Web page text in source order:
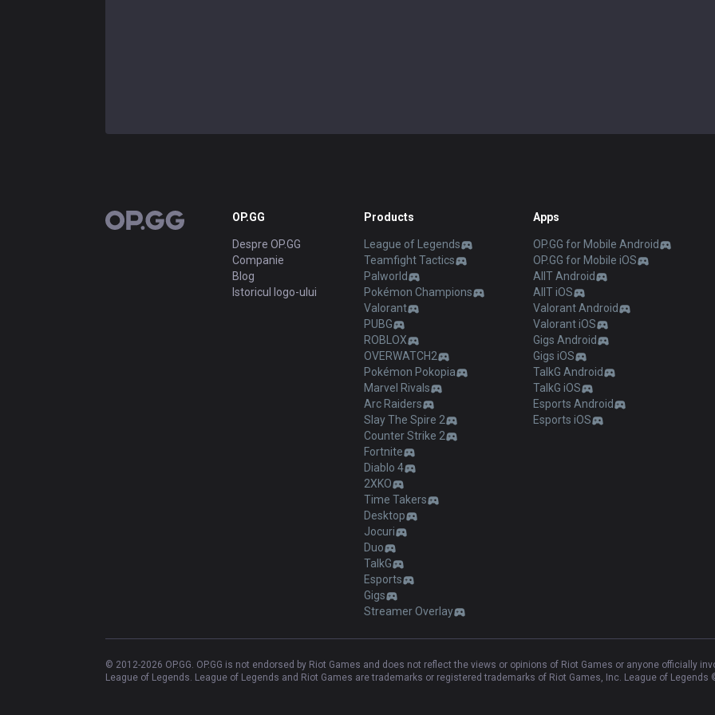
OP.GG OP.GG
Despre OP.GG
Companie
Blog
Istoricul logo-ului
Products
League of Legends
Teamfight Tactics
Palworld
Pokémon Champions
Valorant
PUBG
ROBLOX
OVERWATCH2
Pokémon Pokopia
Marvel Rivals
Arc Raiders
Slay The Spire 2
Counter Strike 2
Fortnite
Diablo 4
2XKO
Time Takers
Desktop
Jocuri
Duo
TalkG
Esports
Gigs
Streamer Overlay
Apps
OP.GG for Mobile Android
OP.GG for Mobile iOS
AllT Android
AllT iOS
Valorant Android
Valorant iOS
Gigs Android
Gigs iOS
TalkG Android
TalkG iOS
Esports Android
Esports iOS
© 2012-2026 OP.GG. OP.GG is not endorsed by Riot Games and does not reflect the views or opinions of Riot Games or anyone officially
League of Legends. League of Legends and Riot Games are trademarks or registered trademarks of Riot Games, Inc. League of Legends